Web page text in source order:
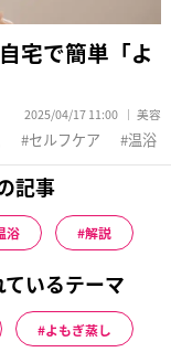
宅で簡単「よ
2025/04/17 11:00 美容
セルフケア 温浴
記事
浴 解説
いるテーマ
よもぎ蒸し